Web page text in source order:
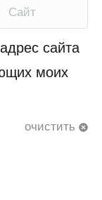
Сайт
сайта
моих
очистить